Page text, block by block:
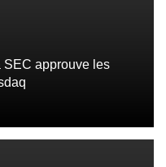
SEC approuve les